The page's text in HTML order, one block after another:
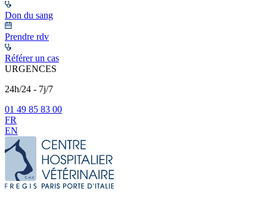
Don du sang
Prendre rdv
Référer un cas
URGENCES
24h/24 - 7j/7
01 49 85 83 00
FR
EN